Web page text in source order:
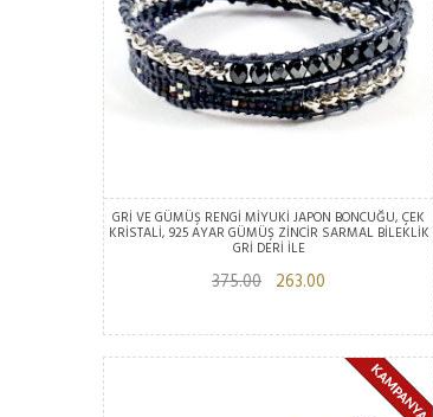
GRİ VE GÜMÜŞ RENGİ MİYUKİ JAPON BONCUĞU, ÇEK
KRİSTALİ, 925 AYAR GÜMÜŞ ZİNCİR SARMAL BİLEKLİK
GRİ DERİ İLE
375.00 263.00